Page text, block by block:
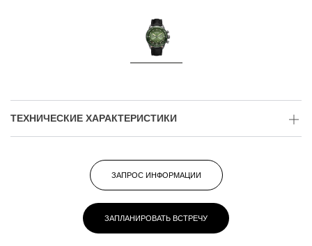
ТЕХНИЧЕСКИЕ ХАРАКТЕРИСТИКИ
ЗАПРОС ИНФОРМАЦИИ
ЗАПЛАНИРОВАТЬ ВСТРЕЧУ